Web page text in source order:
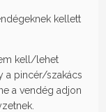
kellett
kell/lehet
a pincér/szakács
a vendég adjon